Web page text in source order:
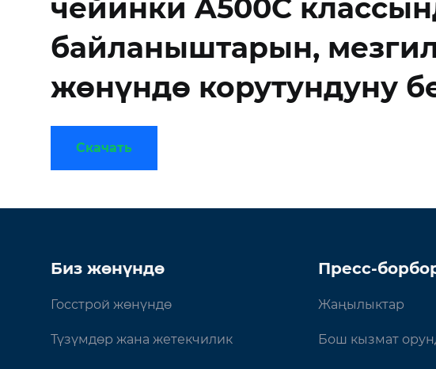
чейинки A500C
байланыштарын,
жөнүндө корутундуну
Скачать
Биз жөнүндө
Госстрой жөнүндө
Түзүмдөр жана жетекчилик
Пресс-
Жаңылыктар
Бош кызмат